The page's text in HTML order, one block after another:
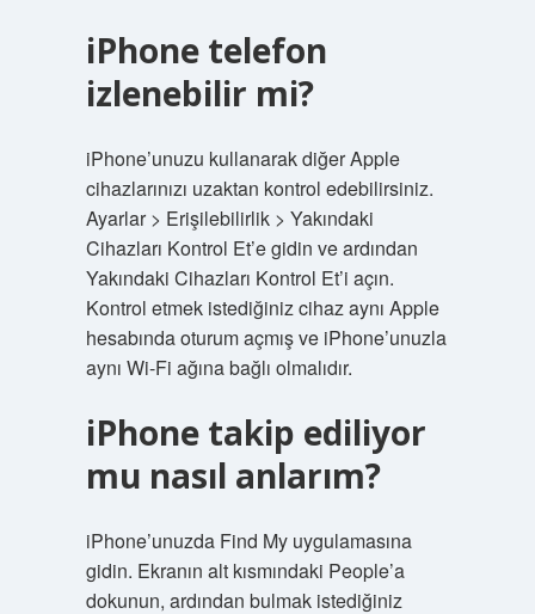
iPhone telefon
izlenebilir mi?
iPhone’unuzu kullanarak diğer Apple
cihazlarınızı uzaktan kontrol edebilirsiniz.
Ayarlar > Erişilebilirlik > Yakındaki
Cihazları Kontrol Et’e gidin ve ardından
Yakındaki Cihazları Kontrol Et’i açın.
Kontrol etmek istediğiniz cihaz aynı Apple
hesabında oturum açmış ve iPhone’unuzla
aynı Wi-Fi ağına bağlı olmalıdır.
iPhone takip ediliyor
mu nasıl anlarım?
iPhone’unuzda Find My uygulamasına
gidin. Ekranın alt kısmındaki People’a
dokunun, ardından bulmak istediğiniz